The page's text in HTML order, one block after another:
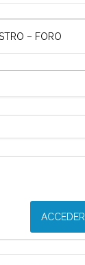
– FORO
ACCEDER